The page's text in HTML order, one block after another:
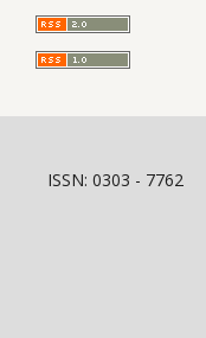
ISSN: 0303 - 7762